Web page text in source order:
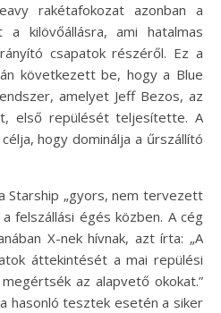
rakétafokozat azonban a
kilövőállásra, ami hatalmas
csapatok részéről. Ez a
következett be, hogy a Blue
amelyet Jeff Bezos, az
első repülését teljesítette. A
hogy dominálja a űrszállító
Starship „gyors, nem tervezett
felszállási égés közben. A cég
X-nek hívnak, azt írta: „A
áttekintését a mai repülési
az alapvető okokat.”
hasonló tesztek esetén a siker